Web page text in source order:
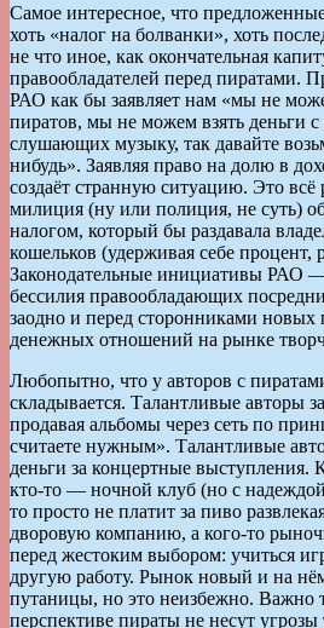
Самое интересное, что
хоть «налог на болванки», хоть
не что иное, как окончательная
правообладателей перед пиратами.
РАО как бы заявляет нам «мы не
пиратов, мы не можем взять деньги с
слушающих музыку, так давайте
нибудь». Заявляя право на долю в
создаёт странную ситуацию. Это всё
милиция (ну или полиция, не суть)
налогом, который бы раздавала
кошельков (удерживая себе процент,
Законодательные инициативы РАО —
бессилия правообладающих
заодно и перед сторонниками новых
денежных отношений на рынке
Любопытно, что у авторов с
складывается. Талантливые авторы
продавая альбомы через сеть по
считаете нужным». Талантливые
деньги за концертные выступления.
кто-то — ночной клуб (но с
то просто не платит за пиво
дворовую компанию, а кого-то
перед жестоким выбором: учиться
другую работу. Рынок новый и на
путаницы, но это неизбежно. Важно
перспективе пираты не несут